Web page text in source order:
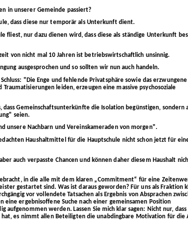
in unserer Gemeinde passiert?
dass diese nur temporär als Unterkunft dient.
fliest, nur dazu dienen wird, dass diese als ständige Unterkunft
von nicht mal 10 Jahren ist betriebswirtschaftlich unsinnig.
ausgesprochen und so sollten wir nun auch handeln.
"Die Enge und fehlende Privatsphäre sowie das erzwungene
leiden, erzeugen eine massive psychosoziale
Gemeinschaftsunterkünfte die Isolation begünstigen, sondern
seien.
unsere Nachbarn und Vereinskameraden von morgen".
Haushaltmittel für die Hauptschule nicht schon jetzt für
auch verpasste Chancen und können daher diesem Haushalt
in die alle mit dem klaren „Commitment“ für eine
gestartet sind. Was ist daraus geworden? Für uns als Fraktion
vor vollendete Tatsachen als Ergebnis von Absprachen
ergebnisoffene Suche nach einer gemeinsamen Position
werden. Lassen Sie mich klar sagen: Nicht nur, dass
es nimmt allen Beteiligten die unabdingbare Motivation für die